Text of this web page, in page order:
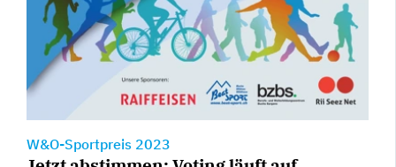
W&O-Sportpreis 2023